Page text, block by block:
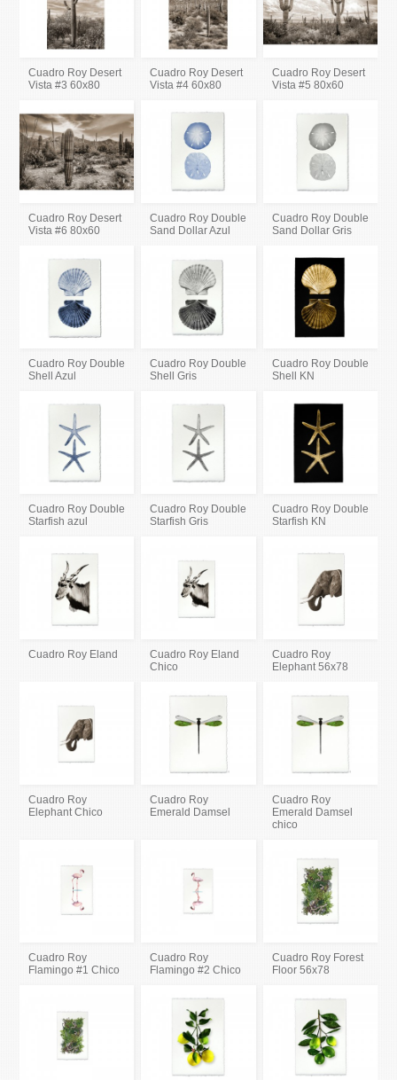
Cuadro Roy Desert
Vista #3 60x80
Cuadro Roy Desert
Vista #4 60x80
Cuadro Roy Desert
Vista #5 80x60
Cuadro Roy Desert
Vista #6 80x60
Cuadro Roy Double
Sand Dollar Azul
Cuadro Roy Double
Sand Dollar Gris
Cuadro Roy Double
Shell Azul
Cuadro Roy Double
Shell Gris
Cuadro Roy Double
Shell KN
Cuadro Roy Double
Starfish azul
Cuadro Roy Double
Starfish Gris
Cuadro Roy Double
Starfish KN
Cuadro Roy Eland
Cuadro Roy Eland
Chico
Cuadro Roy
Elephant 56x78
Cuadro Roy
Elephant Chico
Cuadro Roy
Emerald Damsel
Cuadro Roy
Emerald Damsel
chico
Cuadro Roy
Flamingo #1 Chico
Cuadro Roy
Flamingo #2 Chico
Cuadro Roy Forest
Floor 56x78